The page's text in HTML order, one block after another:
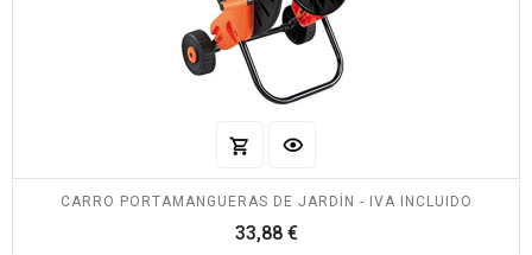
CARRO PORTAMANGUERAS DE JARDÍN - IVA INCLUIDO
33,88 €Precio